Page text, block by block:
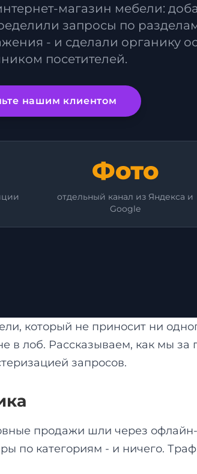
магазин мебели:
запросы по
- и сделали органику
посетителей.
нашим клиентом
Фото
отдельный канал из Яндекса и
Google
который не приносит ни
лоб. Рассказываем, как мы за
запросов.
продажи шли через
по категориям - и ничего.